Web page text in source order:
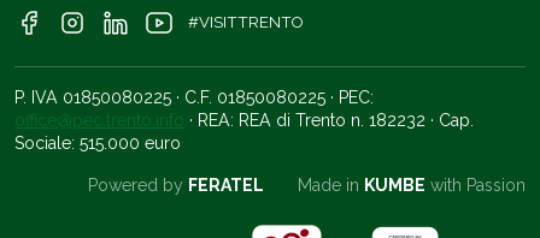
#VISITTRENTO
P. IVA 01850080225 · C.F. 01850080225 · PEC:
office@pec.trento.info · REA: REA di Trento n. 182232 · Cap.
Sociale: 515.000 euro
Powered by FERATEL Made in KUMBE with Passion